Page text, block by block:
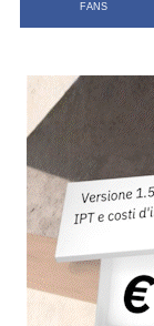
FANS